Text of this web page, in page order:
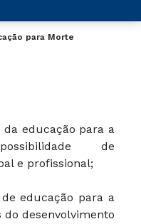
para Morte
educação para a
de
e profissional;
educação para a
desenvolvimento